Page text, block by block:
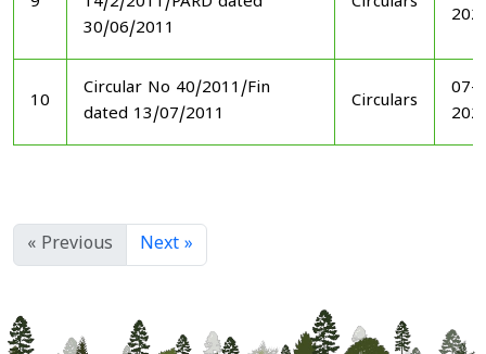
30/06/2011
10
Circular No 40/2011/Fin
dated 13/07/2011
Circulars
07-
« Previous Next »